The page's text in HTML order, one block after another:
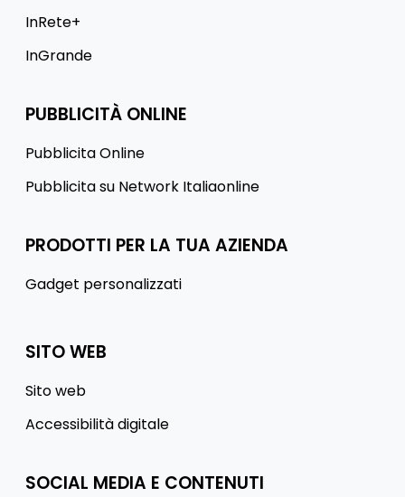
InRete+
InGrande
PUBBLICITÀ ONLINE
Pubblicita Online
Pubblicita su Network Italiaonline
PRODOTTI PER LA TUA AZIENDA
Gadget personalizzati
SITO WEB
Sito web
Accessibilità digitale
SOCIAL MEDIA E CONTENUTI